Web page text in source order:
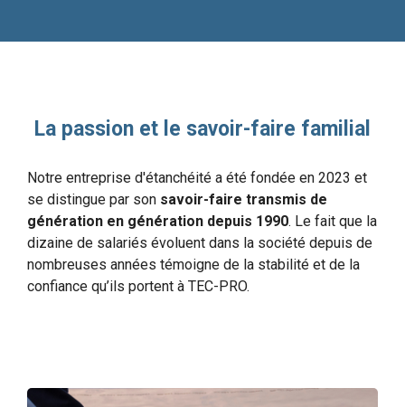
La passion et le savoir-faire familial
Notre entreprise d'étanchéité a été fondée en 2023 et
se distingue par son savoir-faire transmis de
génération en génération depuis 1990. Le fait que la
dizaine de salariés évoluent dans la société depuis de
nombreuses années témoigne de la stabilité et de la
confiance qu’ils portent à TEC-PRO.